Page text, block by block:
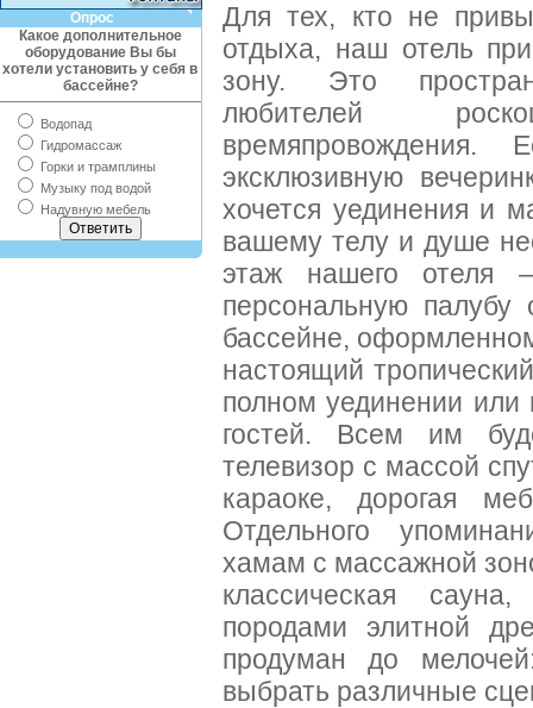
Опрос
Какое дополнительное
оборудование Вы бы
хотели установить у себя в
бассейне?
Водопад
Гидромассаж
Горки и трамплины
Музыку под водой
Надувную мебель
Для тех, кто не
отдыха, наш отель
зону. Это
любителей
эксклюзивную
хочется уединения и
вашему телу и душе
этаж нашего отеля
персональную палубу
бассейне,
настоящий
полном уединении или
гостей. Всем им
телевизор с массой
караоке, дорогая
Отдельного
хамам с массажной
классическая
породами элитной
продуман до
выбрать различные